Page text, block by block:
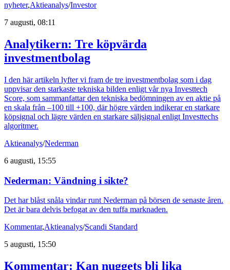
nyheter,Aktieanalys/Investor
7 augusti, 08:11
Analytikern: Tre köpvärda
investmentbolag
I den här artikeln lyfter vi fram de tre investmentbolag som i dag
uppvisar den starkaste tekniska bilden enligt vår nya Investtech
Score, som sammanfattar den tekniska bedömningen av en aktie på
en skala från –100 till +100, där högre värden indikerar en starkare
köpsignal och lägre värden en starkare säljsignal enligt Investtechs
algoritmer.
Aktieanalys/Nederman
6 augusti, 15:55
Nederman: Vändning i sikte?
Det har blåst snåla vindar runt Nederman på börsen de senaste åren.
Det är bara delvis befogat av den tuffa marknaden.
Kommentar,Aktieanalys/Scandi Standard
5 augusti, 15:50
Kommentar: Kan nuggets bli lika